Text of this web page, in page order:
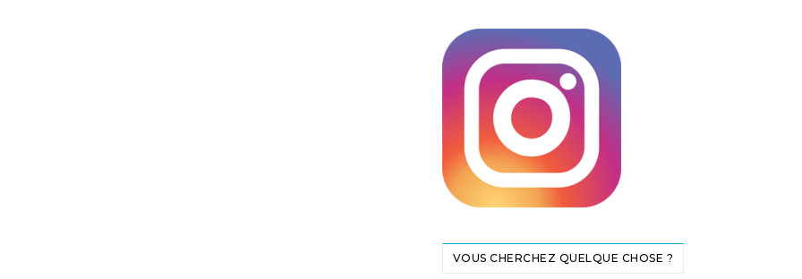
VOUS CHERCHEZ QUELQUE CHOSE ?